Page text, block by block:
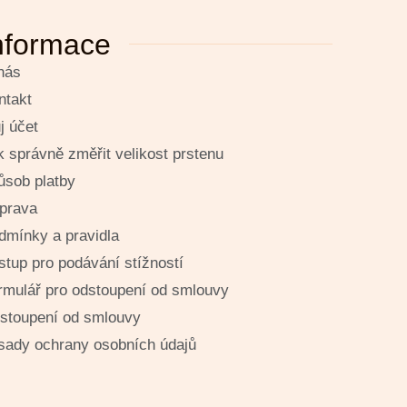
účet
správně změřit velikost prstenu
platby
a pravidla
pro podávání stížností
pro odstoupení od smlouvy
od smlouvy
ochrany osobních údajů